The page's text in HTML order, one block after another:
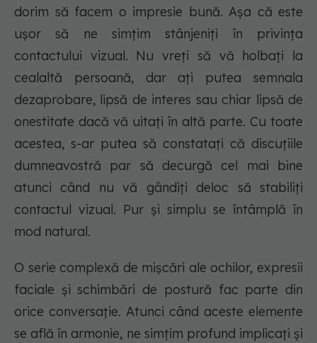
dorim să facem o impresie bună. Așa că este
ușor să ne simțim stânjeniți în privința
contactului vizual. Nu vreți să vă holbați la
cealaltă persoană, dar ați putea semnala
dezaprobare, lipsă de interes sau chiar lipsă de
onestitate dacă vă uitați în altă parte. Cu toate
acestea, s-ar putea să constatați că discuțiile
dumneavostră par să decurgă cel mai bine
atunci când nu vă gândiți deloc să stabiliți
contactul vizual. Pur și simplu se întâmplă în
mod natural.
O serie complexă de mișcări ale ochilor, expresii
faciale și schimbări de postură fac parte din
orice conversație. Atunci când aceste elemente
se află în armonie, ne simțim profund implicați și